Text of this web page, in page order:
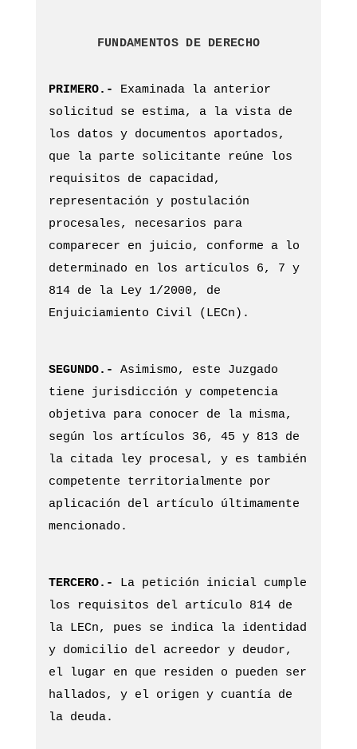
FUNDAMENTOS DE DERECHO
PRIMERO.-
Examinada la anterior
solicitud se estima, a la vista de
los datos y documentos aportados,
que la parte solicitante reúne los
requisitos de capacidad,
representación y postulación
procesales, necesarios para
comparecer en juicio, conforme a lo
determinado en los artículos 6, 7 y
814 de la Ley 1/2000, de
Enjuiciamiento Civil (LECn).
SEGUNDO.-
Asimismo, este Juzgado
tiene jurisdicción y competencia
objetiva para conocer de la misma,
según los artículos 36, 45 y 813 de
la citada ley procesal, y es también
competente territorialmente por
aplicación del artículo últimamente
mencionado.
TERCERO.-
La petición inicial cumple
los requisitos del artículo 814 de
la LECn, pues se indica la identidad
y domicilio del acreedor y deudor,
el lugar en que residen o pueden ser
hallados, y el origen y cuantía de
la deuda.